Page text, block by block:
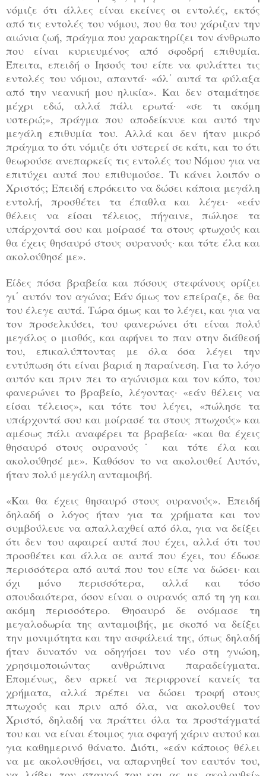
νόμιζε ότι άλλες είναι εκείνες οι εντολές, εκτός
από τις εντολές του νόμου, που θα του χάριζαν την
αιώνια ζωή, πράγμα που χαρακτηρίζει τον άνθρωπο
που είναι κυριευμένος από σφοδρή επιθυμία.
Έπειτα, επειδή ο Ιησούς του είπε να φυλάττει τις
εντολές του νόμου, απαντά· «όλ΄ αυτά τα φύλαξα
από την νεανική μου ηλικία». Και δεν σταμάτησε
μέχρι εδώ, αλλά πάλι ερωτά· «σε τι ακόμη
υστερώ;», πράγμα που αποδείκνυε και αυτό την
μεγάλη επιθυμία του. Αλλά και δεν ήταν μικρό
πράγμα το ότι νόμιζε ότι υστερεί σε κάτι, και το ότι
θεωρούσε ανεπαρκείς τις εντολές του Νόμου για να
επιτύχει αυτά που επιθυμούσε. Τι κάνει λοιπόν ο
Χριστός; Επειδή επρόκειτο να δώσει κάποια μεγάλη
εντολή, προσθέτει τα έπαθλα και λέγει· «εάν
θέλεις να είσαι τέλειος, πήγαινε, πώλησε τα
υπάρχοντά σου και μοίρασέ τα στους φτωχούς και
θα έχεις θησαυρό στους ουρανούς· και τότε έλα και
ακολούθησέ με».
Είδες πόσα βραβεία και πόσους στεφάνους ορίζει
γι΄ αυτόν τον αγώνα; Εάν όμως τον επείραζε, δε θα
του έλεγε αυτά. Τώρα όμως και το λέγει, και για να
τον προσελκύσει, του φανερώνει ότι είναι πολύ
μεγάλος ο μισθός, και αφήνει το παν στην διάθεσή
του, επικαλύπτοντας με όλα όσα λέγει την
εντύπωση ότι είναι βαριά η παραίνεση. Για το λόγο
αυτόν και πριν πει το αγώνισμα και τον κόπο, του
φανερώνει το βραβείο, λέγοντας· «εάν θέλεις να
είσαι τέλειος», και τότε του λέγει, «πώλησε τα
υπάρχοντά σου και μοίρασέ τα στους πτωχούς» και
αμέσως πάλι αναφέρει τα βραβεία· «και θα έχεις
θησαυρό στους ουρανούς˙ και τότε έλα και
ακολούθησέ με». Καθόσον το να ακολουθεί Αυτόν,
ήταν πολύ μεγάλη ανταμοιβή.
«Και θα έχεις θησαυρό στους ουρανούς». Επειδή
δηλαδή ο λόγος ήταν για τα χρήματα και τον
συμβούλευε να απαλλαχθεί από όλα, για να δείξει
ότι δεν του αφαιρεί αυτά που έχει, αλλά ότι του
προσθέτει και άλλα σε αυτά που έχει, του έδωσε
περισσότερα από αυτά που του είπε να δώσει· και
όχι μόνο περισσότερα, αλλά και τόσο
σπουδαιότερα, όσον είναι ο ουρανός από τη γη και
ακόμη περισσότερο. Θησαυρό δε ονόμασε τη
μεγαλοδωρία της ανταμοιβής, με σκοπό να δείξει
την μονιμότητα και την ασφάλειά της, όπως δηλαδή
ήταν δυνατόν να οδηγήσει τον νέο στη γνώση,
χρησιμοποιώντας ανθρώπινα παραδείγματα.
Επομένως, δεν αρκεί να περιφρονεί κανείς τα
χρήματα, αλλά πρέπει να δώσει τροφή στους
πτωχούς και πριν από όλα, να ακολουθεί τον
Χριστό, δηλαδή να πράττει όλα τα προστάγματά
του και να είναι έτοιμος για σφαγή χάριν αυτού και
για καθημερινό θάνατο. Διότι, «εάν κάποιος θέλει
να με ακολουθήσει, να απαρνηθεί τον εαυτόν του,